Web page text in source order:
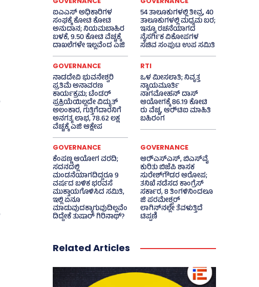
ಐಎಎಸ್‌ ಅಧಿಕಾರಿಗಳ
ಸಂಘಕ್ಕೆ ಕೋಟಿ ಕೋಟಿ
ಅನುದಾನ; ನಿಯಮಬಾಹಿರ
ಬಳಕೆ, 9.50 ಕೋಟಿ ವೆಚ್ಚಕ್ಕೆ
ದಾಖಲೆಗಳೇ ಇಲ್ಲವೆಂದ ಎಜಿ
54 ತಾಲೂಕುಗಳಲ್ಲಿ ತೀವ್ರ, 40
ತಾಲೂಕುಗಳಲ್ಲಿ ಮಧ್ಯಮ ಬರ;
ಇನ್ನೂ ರಚನೆಯಾಗದ
ನೈಸರ್ಗಿಕ ವಿಕೋಪಗಳ
ಸಚಿವ ಸಂಪುಟ ಉಪ ಸಮಿತಿ
GOVERNANCE
ನಾಡದೇವಿ ಭುವನೇಶ್ವರಿ
ಪ್ರತಿಮೆ ಅನಾವರಣ
ಕಾರ್ಯಕ್ರಮ; ಟೆಂಡರ್
ಪ್ರಕ್ರಿಯೆಯಿಲ್ಲದೇ ವಿದ್ಯುತ್‌
ಅಲಂಕಾರ, ಗುತ್ತಿಗೆದಾರನಿಗೆ
ಅನಗತ್ಯ ಲಾಭ, 78.62 ಲಕ್ಷ
ವೆಚ್ಚಕ್ಕೆ ಎಜಿ ಆಕ್ಷೇಪ
RTI
ಒಳ ಮೀಸಲಾತಿ; ನಿವೃತ್ತ
ನ್ಯಾಯಮೂರ್ತಿ
ನಾಗಮೋಹನ್ ದಾಸ್
ಆಯೋಗಕ್ಕೆ 86.19 ಕೋಟಿ
ರು ವೆಚ್ಚ, ಆರ್‍‌ಟಿಐ ಮಾಹಿತಿ
ಬಹಿರಂಗ
GOVERNANCE
ಕೆಂಪಣ್ಣ ಆಯೋಗ ವರದಿ;
ಸದನದಲ್ಲಿ
ಮಂಡನೆಯಾಗದಿದ್ದರೂ 9
ವರ್ಷದ ಬಳಿಕ ಭರವಸೆ
ಮುಕ್ತಾಯಗೊಳಿಸಿದ ಸಮಿತಿ,
ಇಲ್ಲಿ ಏನೂ
ಮಾಡುವುದಕ್ಕಾಗುವುದಿಲ್ಲವೆಂ
ದಿದ್ದೇಕೆ ತುಷಾರ್ ಗಿರಿನಾಥ್?
GOVERNANCE
ಆರ್‍‌ಎಸ್‌ಎಸ್‌, ಬಿಎಸ್‌ವೈ
ಕುರಿತು ಬಿಜೆಪಿ ಶಾಸಕ
ಸುರೇಶ್‌ಗೌಡರ ಆರೋಪ;
ತನಿಖೆ ನಡೆಸದ ಕಾಂಗ್ರೆಸ್‌
ಸರ್ಕಾರ, 8 ತಿಂಗಳಿನಿಂದಲೂ
ಜಿ ಪರಮೇಶ್ವರ್
ಲಾಗಿನ್‌ನಲ್ಲೇ ತೆವಳುತ್ತಿದೆ
ಟಿಪ್ಪಣಿ
Related Articles